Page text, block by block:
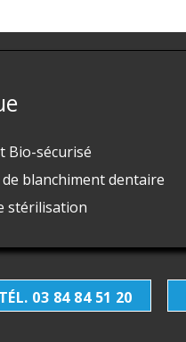
Bio-sécurisé
de blanchiment dentaire
stérilisation
TÉL. 03 84 84 51 20